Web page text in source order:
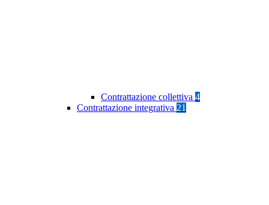
Contrattazione collettiva 4
Contrattazione integrativa 21